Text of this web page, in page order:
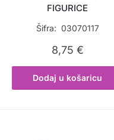
FIGURICE
Šifra: 03070117
8,75 €
Dodaj u košaricu